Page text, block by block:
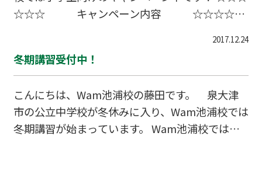
☆☆☆ キャンペーン内容 ☆☆☆☆☆
から10,000円をキャッシュバック！ ３、クオカー
ド2,000円分プレゼント ☆☆☆☆☆☆☆☆☆☆☆
☆☆☆☆☆☆☆☆☆☆☆☆☆☆☆ Wamで次学年
に向けた準備を始めましょう！ 特に小学校６年生
は４月から中学生になります。 中学校になると勉
強が難しくなったり、部活動も始まり忙しくなり
2017.12.24
冬期講習受付中！
こんにちは、Wam池浦校の藤田です。 泉大津
市の公立中学校が冬休みに入り、Wam池浦校では
冬期講習が始まっています。 Wam池浦校では冬